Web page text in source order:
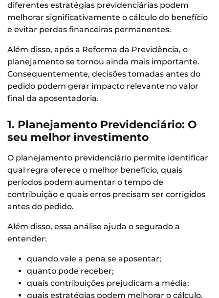
diferentes estratégias previdenciárias podem
melhorar significativamente o cálculo do benefício
e evitar perdas financeiras permanentes.
Além disso, após a Reforma da Previdência, o
planejamento se tornou ainda mais importante.
Consequentemente, decisões tomadas antes do
pedido podem gerar impacto relevante no valor
final da aposentadoria.
1. Planejamento Previdenciário: O
seu melhor investimento
O planejamento previdenciário permite identificar
qual regra oferece o melhor benefício, quais
períodos podem aumentar o tempo de
contribuição e quais erros precisam ser corrigidos
antes do pedido.
Além disso, essa análise ajuda o segurado a
entender:
quando vale a pena se aposentar;
quanto pode receber;
quais contribuições prejudicam a média;
quais estratégias podem melhorar o cálculo.